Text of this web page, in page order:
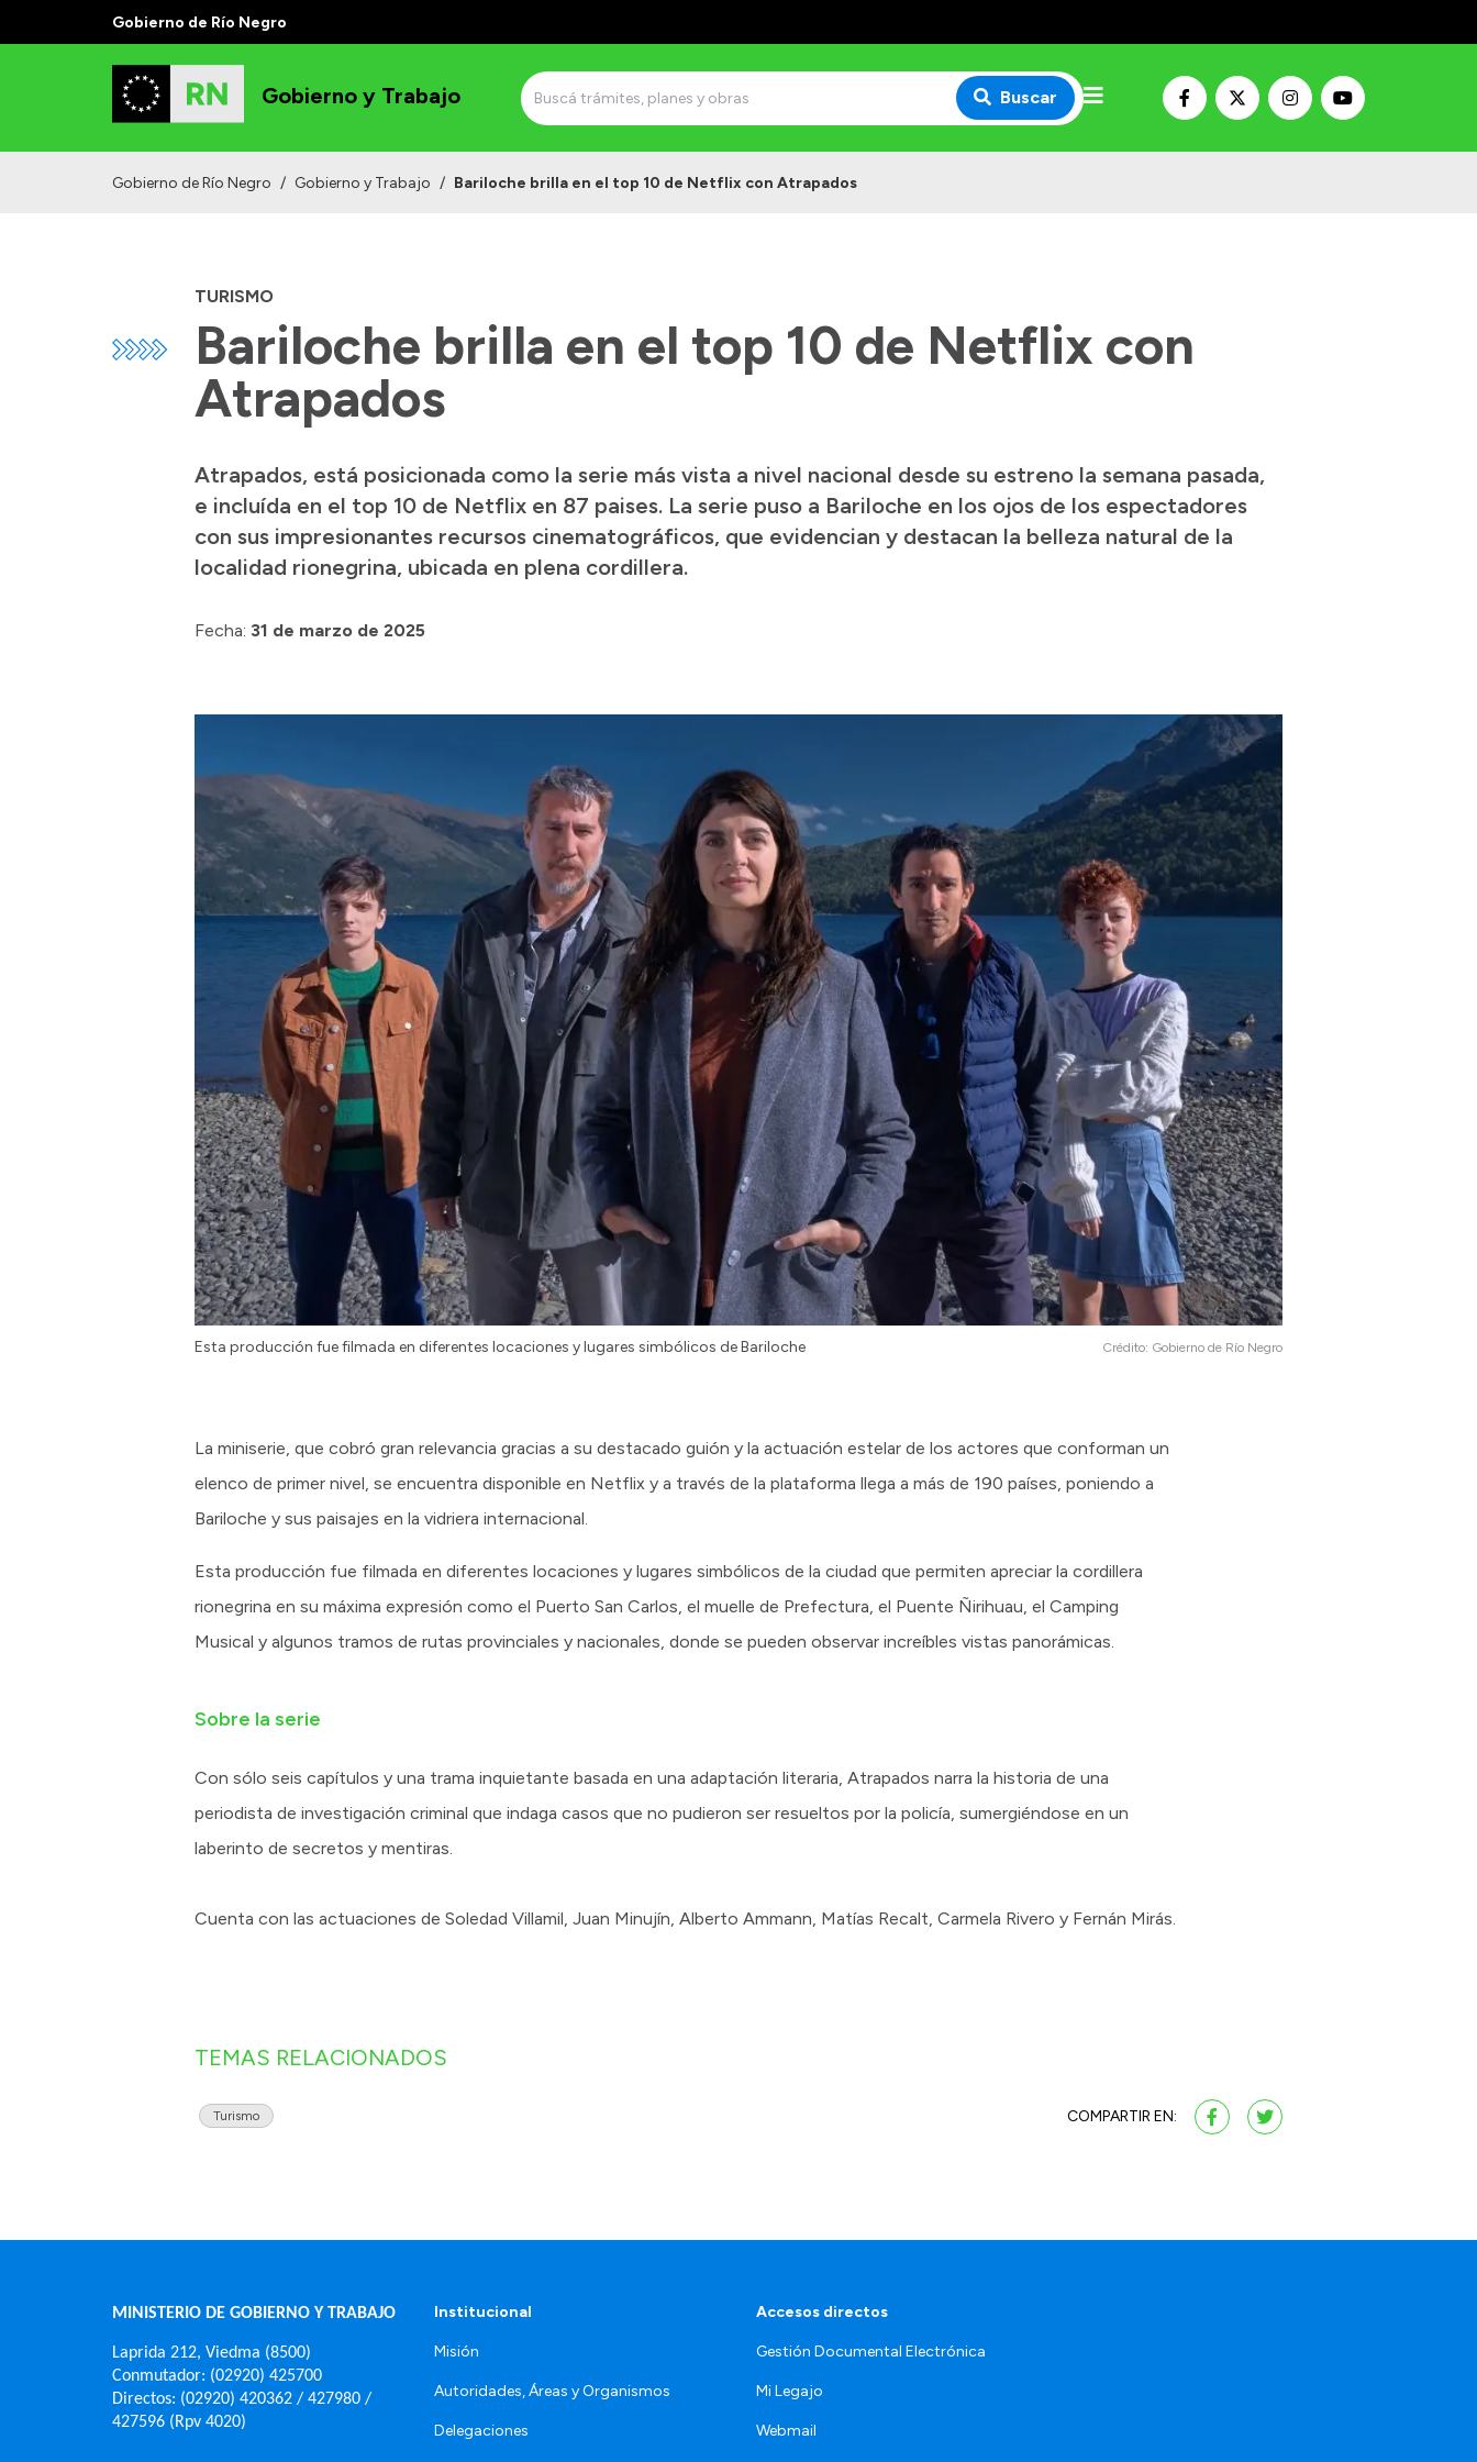
Gobierno de Río Negro
Gobierno y Trabajo Buscar
Gobierno de Río Negro / Gobierno y Trabajo / Bariloche brilla en el top 10 de Netflix con Atrapados
TURISMO
Bariloche brilla en el top 10 de Netflix con
Atrapados
Atrapados, está posicionada como la serie más vista a nivel nacional desde su estreno la semana pasada,
e incluída en el top 10 de Netflix en 87 paises. La serie puso a Bariloche en los ojos de los espectadores
con sus impresionantes recursos cinematográficos, que evidencian y destacan la belleza natural de la
localidad rionegrina, ubicada en plena cordillera.
Fecha: 31 de marzo de 2025
Esta producción fue filmada en diferentes locaciones y lugares simbólicos de Bariloche Crédito: Gobierno de Río Negro
La miniserie, que cobró gran relevancia gracias a su destacado guión y la actuación estelar de los actores que conforman un
elenco de primer nivel, se encuentra disponible en Netflix y a través de la plataforma llega a más de 190 países, poniendo a
Bariloche y sus paisajes en la vidriera internacional.
Esta producción fue filmada en diferentes locaciones y lugares simbólicos de la ciudad que permiten apreciar la cordillera
rionegrina en su máxima expresión como el Puerto San Carlos, el muelle de Prefectura, el Puente Ñirihuau, el Camping
Musical y algunos tramos de rutas provinciales y nacionales, donde se pueden observar increíbles vistas panorámicas.
Sobre la serie
Con sólo seis capítulos y una trama inquietante basada en una adaptación literaria, Atrapados narra la historia de una
periodista de investigación criminal que indaga casos que no pudieron ser resueltos por la policía, sumergiéndose en un
laberinto de secretos y mentiras.
Cuenta con las actuaciones de Soledad Villamil, Juan Minujín, Alberto Ammann, Matías Recalt, Carmela Rivero y Fernán Mirás.
TEMAS RELACIONADOS
Turismo COMPARTIR EN:
MINISTERIO DE GOBIERNO Y TRABAJO
Laprida 212, Viedma (8500)
Conmutador: (02920) 425700
Directos: (02920) 420362 / 427980 /
427596 (Rpv 4020)
Institucional
Misión
Autoridades, Áreas y Organismos
Delegaciones
Accesos directos
Gestión Documental Electrónica
Mi Legajo
Webmail